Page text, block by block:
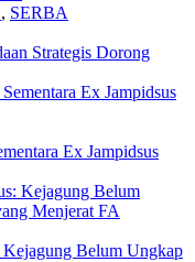
, SERBA
Strategis Dorong
Ex Jampidsus
Kejagung Belum Ungkap